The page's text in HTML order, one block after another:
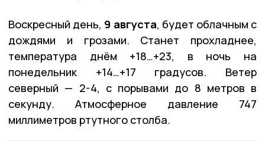
Воскресный день, 9 августа, будет облачным с
дождями и грозами. Станет прохладнее,
температура днём +18…+23, в ночь на
понедельник +14…+17 градусов. Ветер
северный — 2-4, с порывами до 8 метров в
секунду. Атмосферное давление 747
миллиметров ртутного столба.